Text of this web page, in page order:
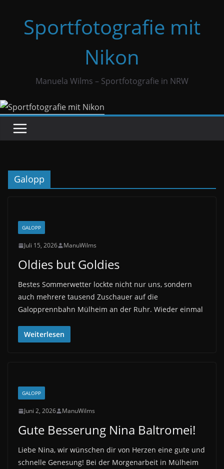
springenSportfotografie mit
Nikon
Manuela Wilms – Sportfotografie in NRW
Galopp
GALOPP
Juli 15, 2026 ManuWilms
Oldies but Goldies
Bestes Sommerwetter lockte nicht nur uns, sondern
auch mehrere tausend Zuschauer auf die
Galopprennbahn Mülheim an der Ruhr. Wieder einmal
Weiterlesen
GALOPP
Juni 2, 2026 ManuWilms
Gute Besserung Nina Baltromei!
Liebe Nina, wir wünschen dir von Herzen eine gute und
schnelle Genesung! Bei der Morgenarbeit in Mülheim